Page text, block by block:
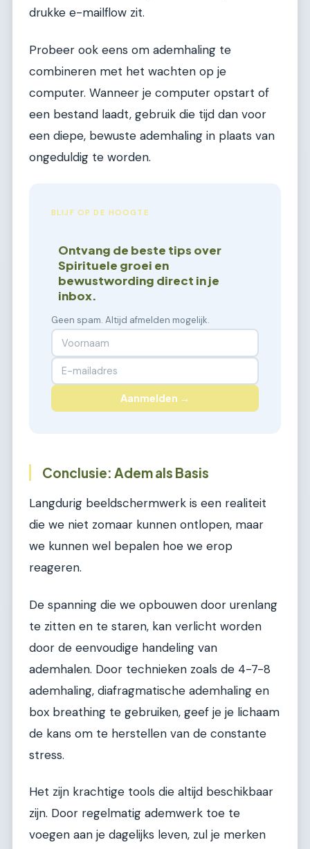
drukke e-mailflow zit.
Probeer ook eens om ademhaling te
combineren met het wachten op je
computer. Wanneer je computer opstart of
een bestand laadt, gebruik die tijd dan voor
een diepe, bewuste ademhaling in plaats van
ongeduldig te worden.
BLIJF OP DE HOOGTE
Ontvang de beste tips over
Spirituele groei en
bewustwording direct in je
inbox.
Geen spam. Altijd afmelden mogelijk.
Aanmelden →
Conclusie: Adem als Basis
Langdurig beeldschermwerk is een realiteit
die we niet zomaar kunnen ontlopen, maar
we kunnen wel bepalen hoe we erop
reageren.
De spanning die we opbouwen door urenlang
te zitten en te staren, kan verlicht worden
door de eenvoudige handeling van
ademhalen. Door technieken zoals de 4-7-8
ademhaling, diafragmatische ademhaling en
box breathing te gebruiken, geef je je lichaam
de kans om te herstellen van de constante
stress.
Het zijn krachtige tools die altijd beschikbaar
zijn. Door regelmatig ademwerk toe te
voegen aan je dagelijks leven, zul je merken